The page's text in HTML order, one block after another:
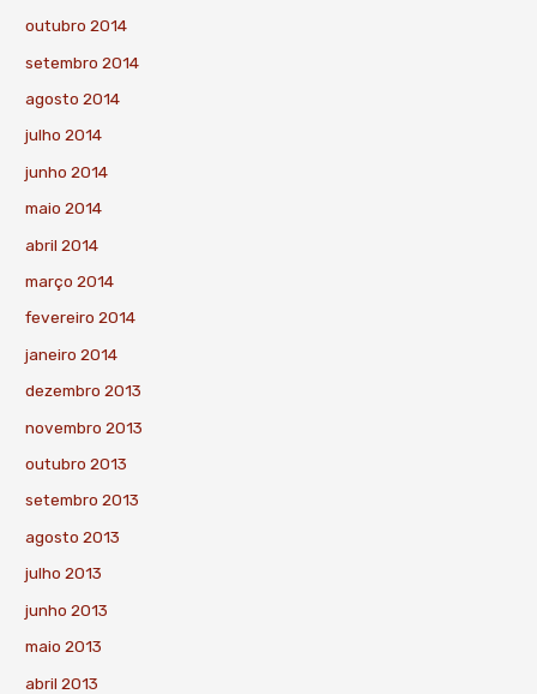
outubro 2014
setembro 2014
agosto 2014
julho 2014
junho 2014
maio 2014
abril 2014
março 2014
fevereiro 2014
janeiro 2014
dezembro 2013
novembro 2013
outubro 2013
setembro 2013
agosto 2013
julho 2013
junho 2013
maio 2013
abril 2013